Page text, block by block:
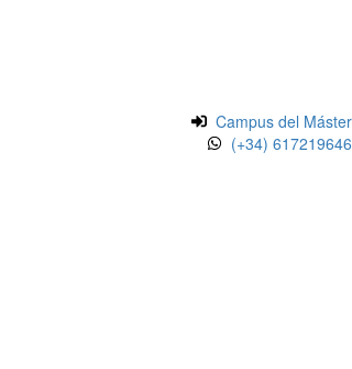
Campus del Máster
(+34) 617219646